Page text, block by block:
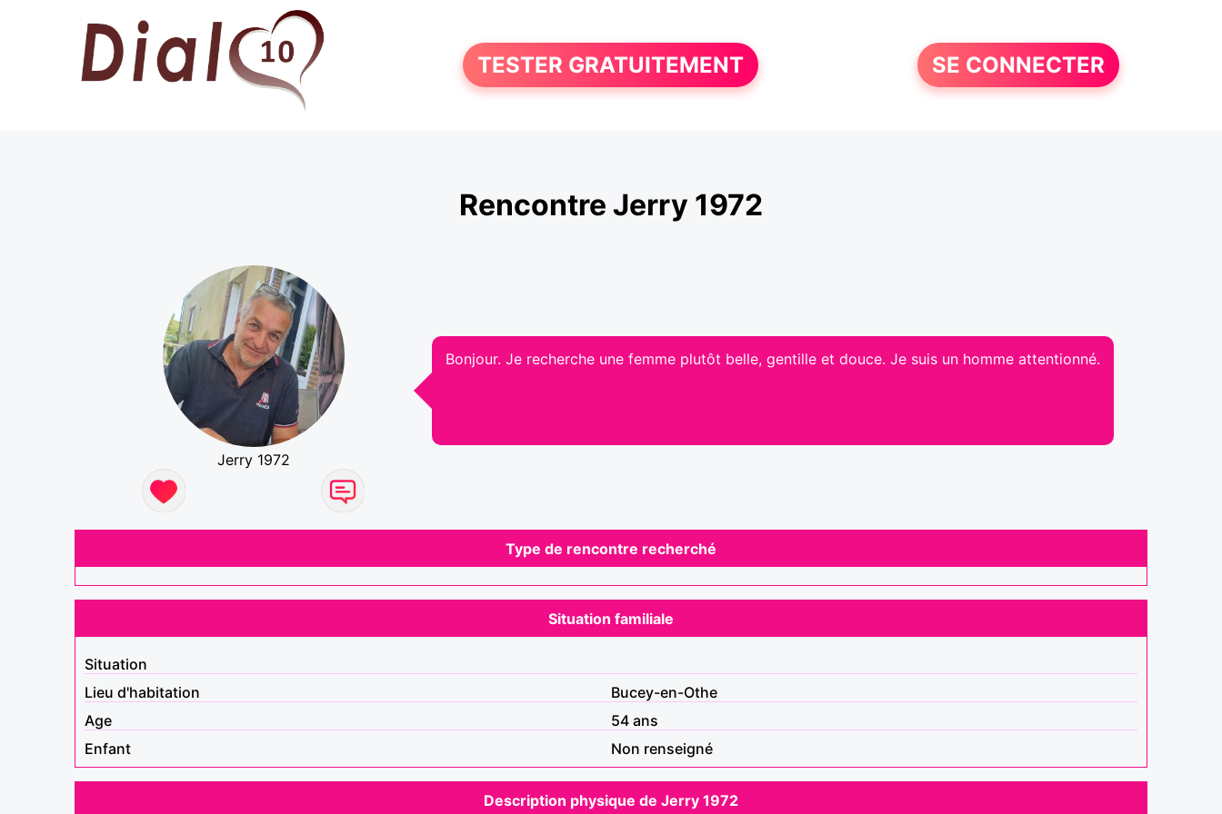
TESTER GRATUITEMENT SE CONNECTER
Rencontre Jerry 1972
Jerry 1972
Bonjour. Je recherche une femme plutôt belle, gentille et douce. Je suis un homme attentionné.
Type de rencontre recherché
Situation familiale
Situation
Lieu d'habitation
Bucey-en-Othe
Age
54 ans
Enfant
Non renseigné
Description physique de Jerry 1972